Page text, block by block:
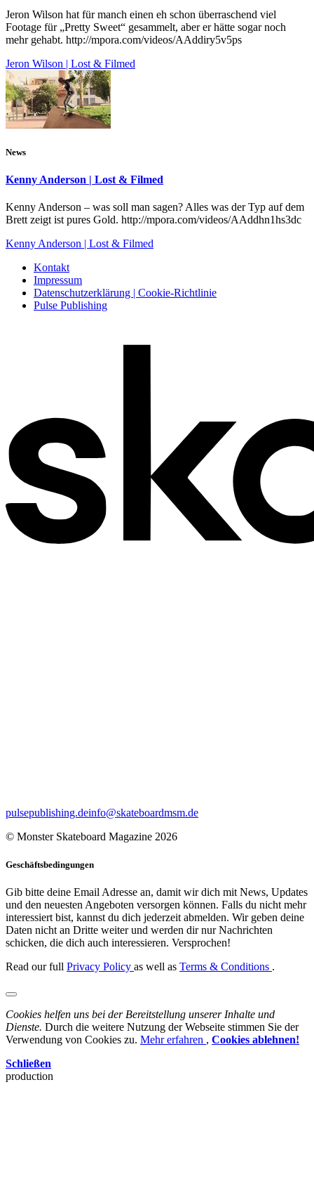
Jeron Wilson hat für manch einen eh schon überraschend viel
Footage für „Pretty Sweet“ gesammelt, aber er hätte sogar noch
mehr gehabt. http://mpora.com/videos/AAddiry5v5ps
Jeron Wilson | Lost & Filmed
News
Kenny Anderson | Lost & Filmed
Kenny Anderson – was soll man sagen? Alles was der Typ auf dem
Brett zeigt ist pures Gold. http://mpora.com/videos/AAddhn1hs3dc
Kenny Anderson | Lost & Filmed
Kontakt
Impressum
Datenschutzerklärung | Cookie-Richtlinie
Pulse Publishing
pulsepublishing.deinfo@skateboardmsm.de
© Monster Skateboard Magazine 2026
Geschäftsbedingungen
Gib bitte deine Email Adresse an, damit wir dich mit News, Updates
und den neuesten Angeboten versorgen können. Falls du nicht mehr
interessiert bist, kannst du dich jederzeit abmelden. Wir geben deine
Daten nicht an Dritte weiter und werden dir nur Nachrichten
schicken, die dich auch interessieren. Versprochen!
Read our full Privacy Policy as well as Terms & Conditions .
Cookies helfen uns bei der Bereitstellung unserer Inhalte und
Dienste. Durch die weitere Nutzung der Webseite stimmen Sie der
Verwendung von Cookies zu. Mehr erfahren , Cookies ablehnen!
Schließen
production